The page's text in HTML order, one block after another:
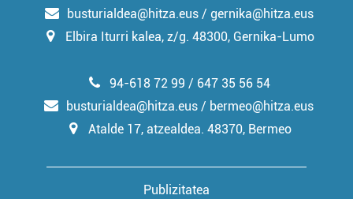
busturialdea@hitza.eus / gernika@hitza.eus
Elbira Iturri kalea, z/g. 48300, Gernika-Lumo
Publizitatea
94-618 72 99 / 647 35 56 54
busturialdea@hitza.eus / bermeo@hitza.eus
Atalde 17, atzealdea. 48370, Bermeo